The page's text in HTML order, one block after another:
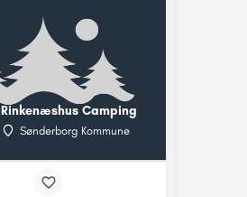
Rinkenæshus Camping
Sønderborg Kommune